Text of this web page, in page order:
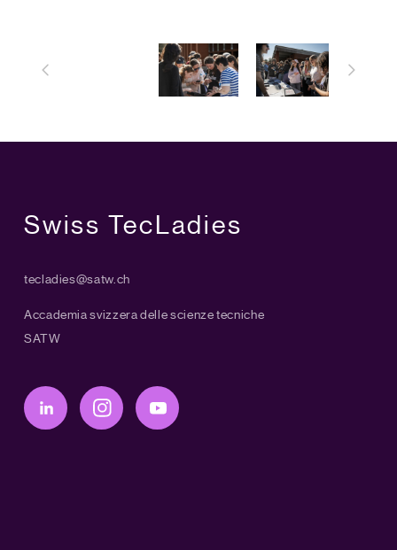
Swiss TecLadies
tecladies@satw.ch
Accademia svizzera delle scienze tecniche
SATW